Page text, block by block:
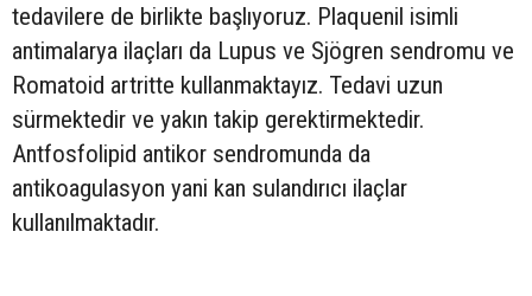
tedavilere de birlikte başlıyoruz. Plaquenil isimli
antimalarya ilaçları da Lupus ve Sjögren sendromu ve
Romatoid artritte kullanmaktayız. Tedavi uzun
sürmektedir ve yakın takip gerektirmektedir.
Antfosfolipid antikor sendromunda da
antikoagulasyon yani kan sulandırıcı ilaçlar
kullanılmaktadır.